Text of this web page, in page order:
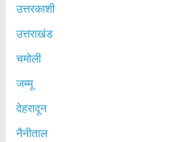
उत्तरकाशी
उत्तराखंड
चमोली
जम्मू
देहरादून
नैनीताल